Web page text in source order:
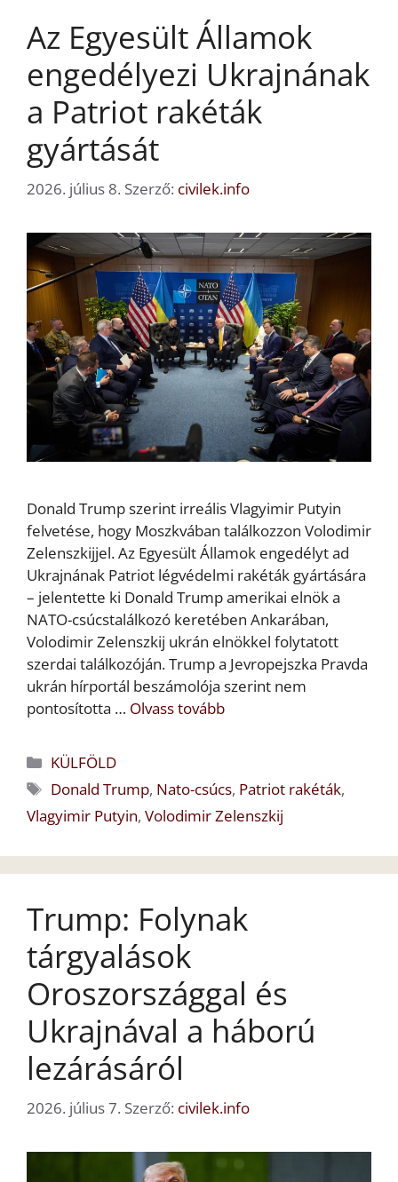
Az Egyesült Államok
engedélyezi Ukrajnának
a Patriot rakéták
gyártását
2026. július 8. Szerző: civilek.info
Donald Trump szerint irreális Vlagyimir Putyin
felvetése, hogy Moszkvában találkozzon Volodimir
Zelenszkijjel. Az Egyesült Államok engedélyt ad
Ukrajnának Patriot légvédelmi rakéták gyártására
– jelentette ki Donald Trump amerikai elnök a
NATO-csúcstalálkozó keretében Ankarában,
Volodimir Zelenszkij ukrán elnökkel folytatott
szerdai találkozóján. Trump a Jevropejszka Pravda
ukrán hírportál beszámolója szerint nem
pontosította … Olvass tovább
Kategória
KÜLFÖLD
Címkék
Donald Trump, Nato-csúcs, Patriot rakéták,
Vlagyimir Putyin, Volodimir Zelenszkij
Trump: Folynak
tárgyalások
Oroszországgal és
Ukrajnával a háború
lezárásáról
2026. július 7. Szerző: civilek.info